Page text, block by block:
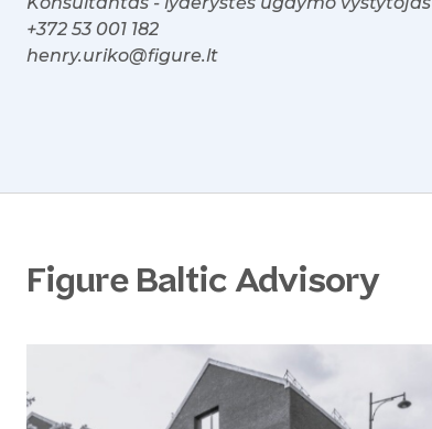
+372 53 001 182
henry.uriko@figure.lt
Figure Baltic Advisory